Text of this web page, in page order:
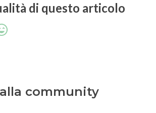
di questo articolo
community